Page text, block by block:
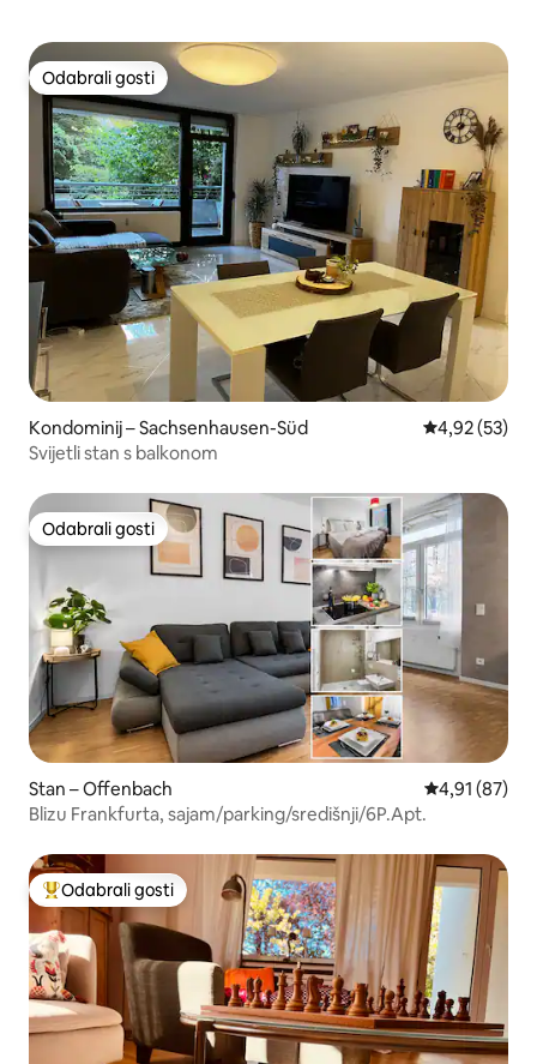
Odabrali gosti
Odabrali gosti
Kondominij – Sachsenhausen-Süd Prosječna
4,92 (53)
Svijetli stan s balkonom
Odabrali gosti
Odabrali gosti
Stan – Offenbach Prosječna
4,91 (87)
Blizu Frankfurta, sajam/parking/središnji/6P.Apt.
Među najviše rangiranima s oznakom „Odabrali gosti”
Odabrali gosti